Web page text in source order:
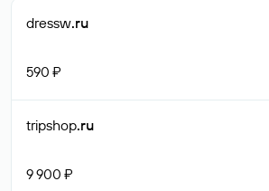
dressw.ru
590 ₽
tripshop.ru
9 900 ₽